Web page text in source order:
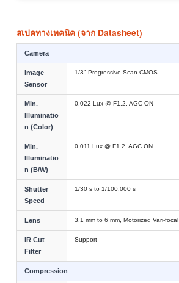
สเปคทางเทคนิค (จาก Datasheet)
Camera
Image
Sensor
1/3" Progressive Scan CMOS
Min.
Illuminatio
n (Color)
0.022 Lux @ F1.2, AGC ON
Min.
Illuminatio
n (B/W)
0.011 Lux @ F1.2, AGC ON
Shutter
Speed
1/30 s to 1/100,000 s
Lens 3.1 mm to 6 mm, Motorized Vari-focal
IR Cut
Filter
Support
Compression